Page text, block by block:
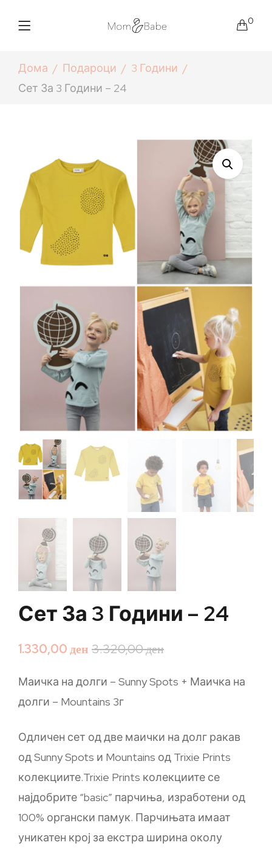
0
Дома Подароци
3 Години
Сет За 3 Години – 24
Сет За 3 Години – 24
3.320,00ден
1.330,00ден
Маичка на долги – Sunny Spots + Маичка на
долги – Mountains 3г
Одличен сет од две маички на долг ракав
од Sunny Spots и Mountains од Trixie Prints
колекциите.Trixie Prints колекциите се
најдобрите “basic” парчиња, изработени од
100% органски памук. Парчињата имаат
уникатен крој за екстра ширина околу